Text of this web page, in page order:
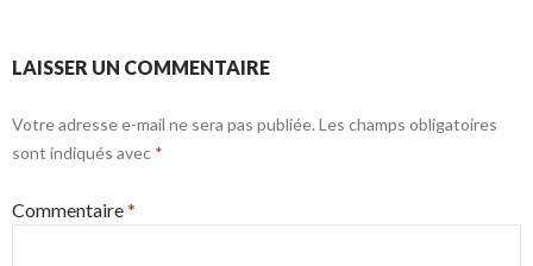
LAISSER UN COMMENTAIRE
Votre adresse e-mail ne sera pas publiée. Les champs obligatoires
sont indiqués avec *
Commentaire*